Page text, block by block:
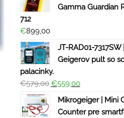
Gamma Guardian
712
€899,00
JT-RAD01-
Geigerov pult so
palacinky.
€579,00 €559,00
Mikrogeiger | Mini
Counter pre